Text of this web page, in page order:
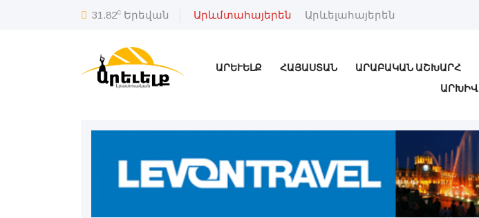
31.82c Երեվան Արևմտահայերեն Արևելահայերեն
ԱՐԵՒԵԼՔ ՀԱՅԱՍՏԱՆ ԱՐԱԲԱԿԱՆ ԱՇԽԱՐՀ
ԱՐԽԻՎ